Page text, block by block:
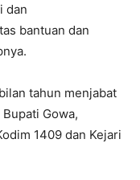
dan
bantuan dan
tahun menjabat
Gowa,
1409 dan Kejari